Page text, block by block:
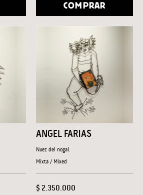
COMPRAR
ANGEL FARIAS
Nuez del nogal.
Mixta / Mixed
$ 2.350.000